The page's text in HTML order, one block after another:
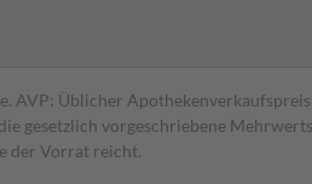
AVP: Üblicher
vorgeschriebene
der Vorrat reicht.